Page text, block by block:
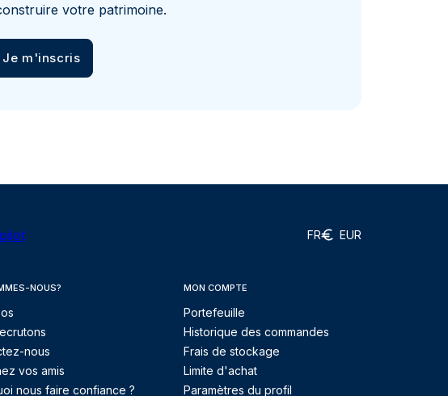
votre patrimoine.
Je m'inscris
FR EUR
NOUS?
nous
vos amis
nous faire confiance ?
MON COMPTE
Portefeuille
Historique des commandes
Frais de stockage
Limite d'achat
Paramètres du profil